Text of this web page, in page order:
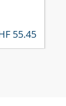
preis:
55.45